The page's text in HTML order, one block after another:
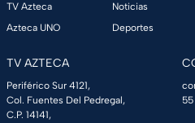
TV Azteca
Azteca UNO
Noticias
Deportes
TV AZTECA
Periférico Sur 4121,
Col. Fuentes Del Pedregal,
C.P. 14141,
55